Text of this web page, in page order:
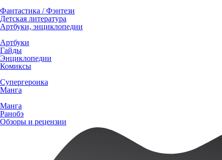
Фантастика / Фэнтези
Детская литература
Артбуки, энциклопедии
Артбуки
Гайды
Энциклопедии
Комиксы
Супергероика
Манга
Манга
Ранобэ
Обзоры и рецензии